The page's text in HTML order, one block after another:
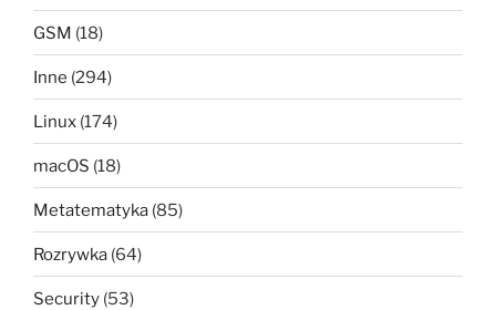
GSM (18)
Inne (294)
Linux (174)
macOS (18)
Metatematyka (85)
Rozrywka (64)
Security (53)